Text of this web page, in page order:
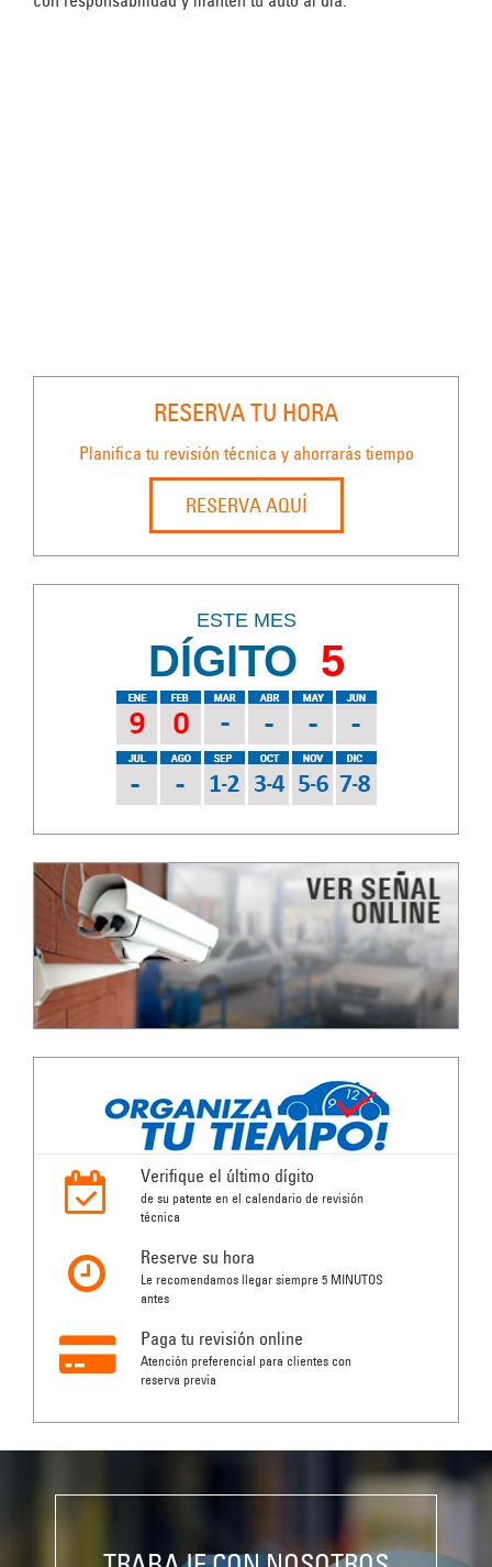
RESERVA TU HORA
Planifica tu revisión técnica y ahorrarás tiempo
RESERVA AQUÍ
ESTE MES
DÍGITO 5
Verifique el último dígito
de su patente en el calendario de revisión
técnica
Reserve su hora
Le recomendamos llegar siempre 5 MINUTOS
antes
Paga tu revisión online
Atención preferencial para clientes con
reserva previa